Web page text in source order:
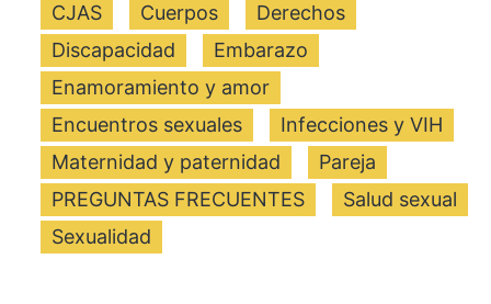
CJAS
Cuerpos
Derechos
Discapacidad
Embarazo
Enamoramiento y amor
Encuentros sexuales
Infecciones y VIH
Maternidad y paternidad
Pareja
PREGUNTAS FRECUENTES
Salud sexual
Sexualidad